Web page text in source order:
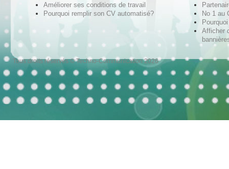
Améliorer ses conditions de travail
Pourquoi remplir son CV automatisé?
No 1 au
Afficher
Tous droits réservés © Techno-Communication 2026